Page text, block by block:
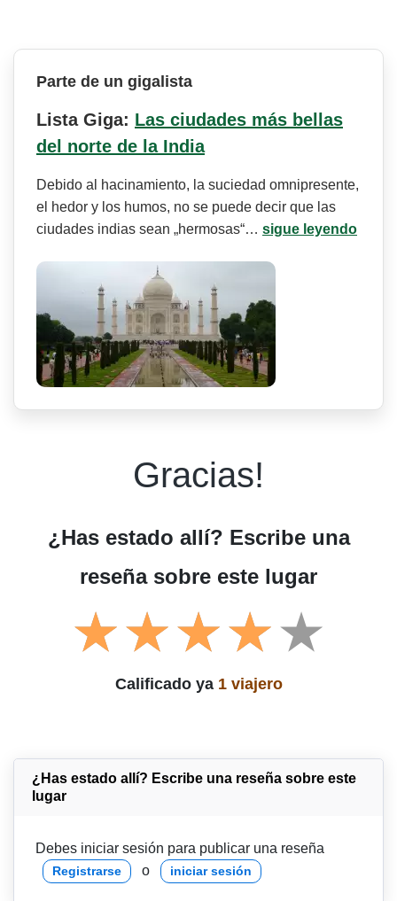
Parte de un gigalista
Lista Giga: Las ciudades más bellas
del norte de la India
Debido al hacinamiento, la suciedad omnipresente,
el hedor y los humos, no se puede decir que las
ciudades indias sean „hermosas“… sigue leyendo
Gracias!
¿Has estado allí? Escribe una
reseña sobre este lugar
Calificado ya 1 viajero
¿Has estado allí? Escribe una reseña sobre este
lugar
Debes iniciar sesión para publicar una reseña
Registrarse o iniciar sesión